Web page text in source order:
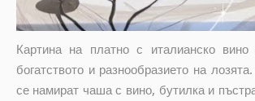
Картина на платно с италианско вино
богатството и разнообразието на
се намират чаша с вино, бутилка и